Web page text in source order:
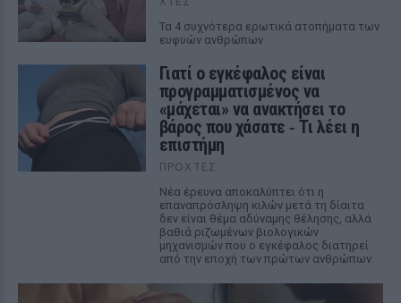
Τα 4 συχνότερα ερωτικά ατοπήματα των
ευφυών ανθρώπων
Γιατί ο εγκέφαλος είναι
προγραμματισμένος να
«μάχεται» να ανακτήσει το
βάρος που χάσατε ‑ Τι λέει η
επιστήμη
ΠΡΟΧΤΈΣ
Νέα έρευνα αποκαλύπτει ότι η
επαναπρόσληψη κιλών μετά τη δίαιτα
δεν είναι θέμα αδύναμης θέλησης, αλλά
βαθιά ριζωμένων βιολογικών
μηχανισμών που ο εγκέφαλος διατηρεί
από την εποχή των πρώτων ανθρώπων.